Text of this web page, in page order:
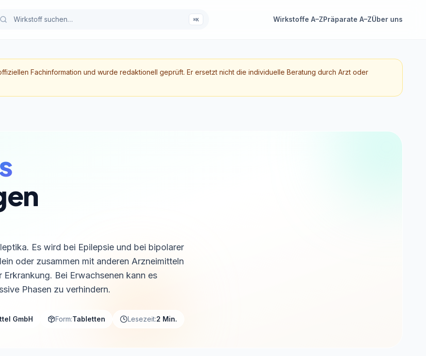
⌘K Wirkstoffe A–ZPräparate A–ZÜber uns
Fachinformation und wurde redaktionell geprüft. Er ersetzt nicht die individuelle Beratung durch Arzt oder
Es wird bei Epilepsie und bei bipolarer
oder zusammen mit anderen Arzneimitteln
Bei Erwachsenen kann es
Phasen zu verhindern.
GmbH Form:Tabletten Lesezeit:2 Min.